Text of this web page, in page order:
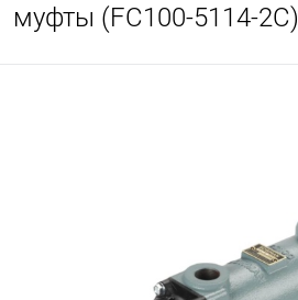
муфты (FC100-5114-2C)